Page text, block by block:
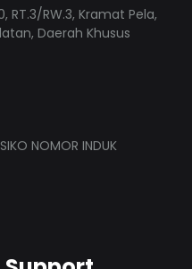
RT.3/RW.3, Kramat Pela,
Daerah Khusus
NOMOR INDUK